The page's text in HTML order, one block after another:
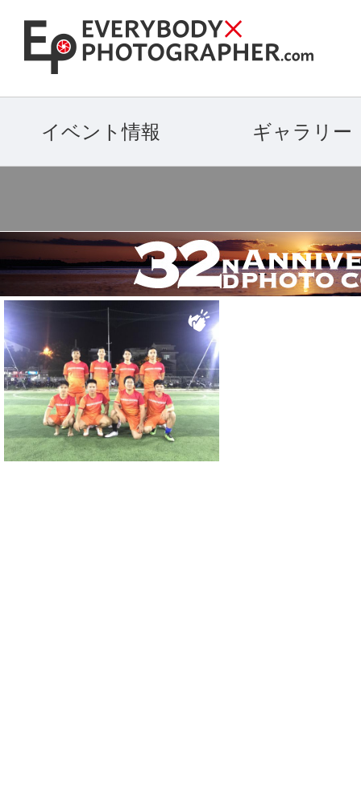
イベント情報 ギャラリー